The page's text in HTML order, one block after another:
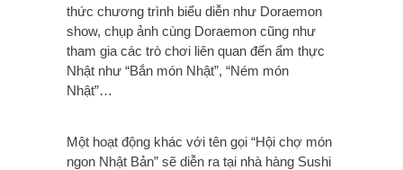
thức chương trình biểu diễn như Doraemon
show, chụp ảnh cùng Doraemon cũng như
tham gia các trò chơi liên quan đến ẩm thực
Nhật như “Bắn món Nhật”, “Ném món
Nhật”…
Một hoạt động khác với tên gọi “Hội chợ món
ngon Nhật Bản” sẽ diễn ra tại nhà hàng Sushi